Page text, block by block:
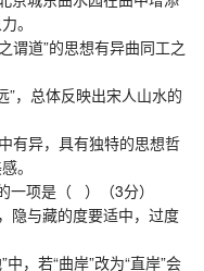
。
道”的思想有异曲同工之
，总体反映出宋人山水的
异，具有独特的思想哲
。
项是（ ）（3分）
与藏的度要适中，过度
，若“曲岸”改为“直岸”会